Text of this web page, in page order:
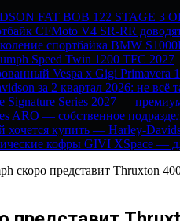
FAT BOB 122
CFMoto V4 SR-RR
спортбайка BMW
Speed Twin 1200 TFC 2027
Vespa x Gigi Primavera
за 2 квартал 2026: не всё
Signature Series 2027 —
ARO — собственное
хочется купить — Harley-
кофры GIVI XSpace —
скоро представит Thruxton